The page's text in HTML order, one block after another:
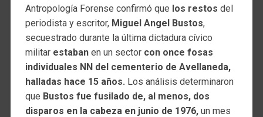
Antropología Forense confirmó que los restos del
periodista y escritor, Miguel Angel Bustos,
secuestrado durante la última dictadura cívico
militar estaban en un sector con once fosas
individuales NN del cementerio de Avellaneda,
halladas hace 15 años. Los análisis determinaron
que Bustos fue fusilado de, al menos, dos
disparos en la cabeza en junio de 1976,un mes